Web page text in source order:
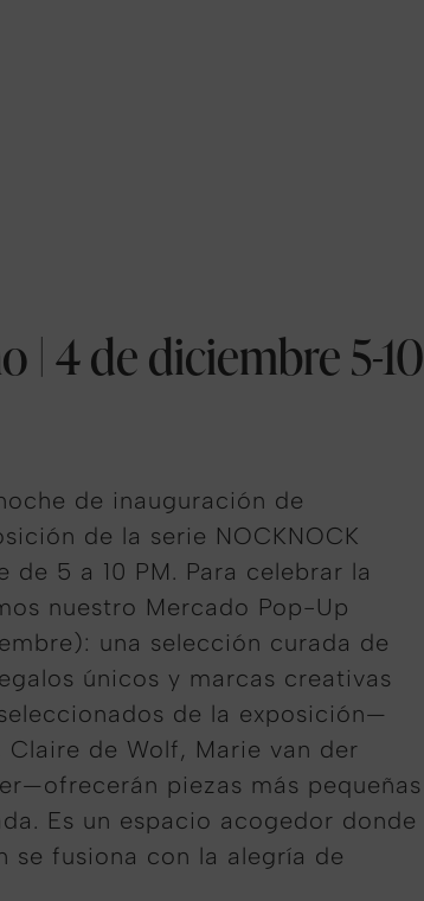
| 4 de diciembre 5-10
de inauguración de
de la serie NOCKNOCK
de 5 a 10 PM. Para celebrar la
nuestro Mercado Pop-Up
una selección curada de
únicos y marcas creativas
de la exposición—
de Wolf, Marie van der
piezas más pequeñas
Es un espacio acogedor donde
se fusiona con la alegría de